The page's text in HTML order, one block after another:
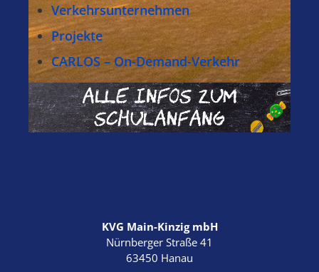
Verkehrsunternehmen
Projekte
CARLOS – On-Demand-Verkehr
KVG Main-Kinzig mbH
Nürnberger Straße 41
63450 Hanau